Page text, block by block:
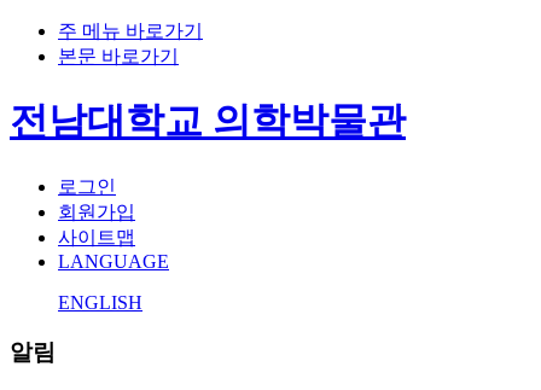
주 메뉴 바로가기
본문 바로가기
전남대학교 의학박물관
로그인
회원가입
사이트맵
LANGUAGE
ENGLISH
알림